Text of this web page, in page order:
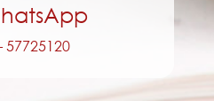
57725120